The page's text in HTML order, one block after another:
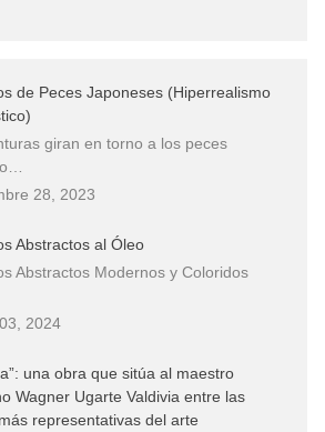
de Peces Japoneses (Hiperrealismo
giran en torno a los peces
28, 2023
Abstractos al Óleo
Abstractos Modernos y Coloridos
2024
una obra que sitúa al maestro
Wagner Ugarte Valdivia entre las
representativas del arte